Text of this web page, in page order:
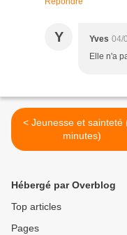
Y Yves 04/
Elle n'a
< Jeunesse et sainteté (52
minutes)
Hébergé par Overblog
Top articles
Pages